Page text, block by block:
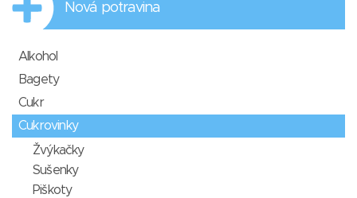
Nová potravina
Alkohol
Bagety
Cukr
Cukrovinky
Žvýkačky
Sušenky
Piškoty